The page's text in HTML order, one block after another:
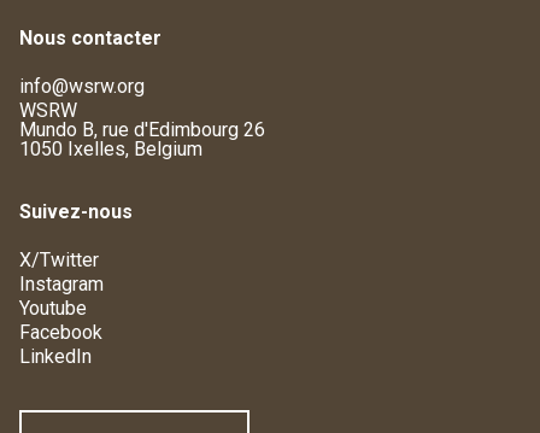
Nous contacter
info@wsrw.org
WSRW
Mundo B, rue d'Edimbourg 26
1050 Ixelles, Belgium
Suivez-nous
X/Twitter
Instagram
Youtube
Facebook
LinkedIn